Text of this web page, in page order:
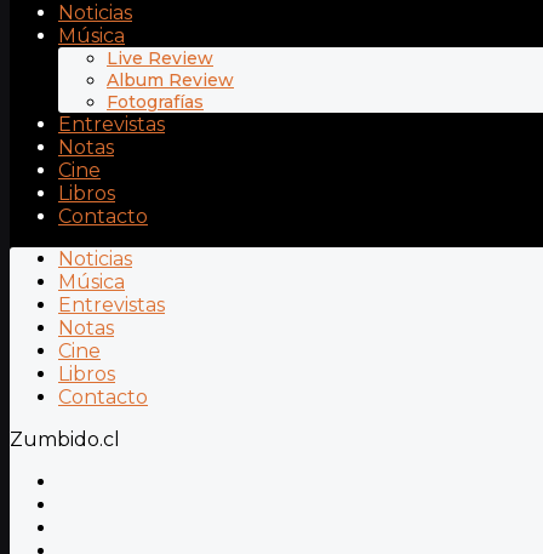
Noticias
Música
Live Review
Album Review
Fotografías
Entrevistas
Notas
Cine
Libros
Contacto
Noticias
Música
Entrevistas
Notas
Cine
Libros
Contacto
Zumbido.cl